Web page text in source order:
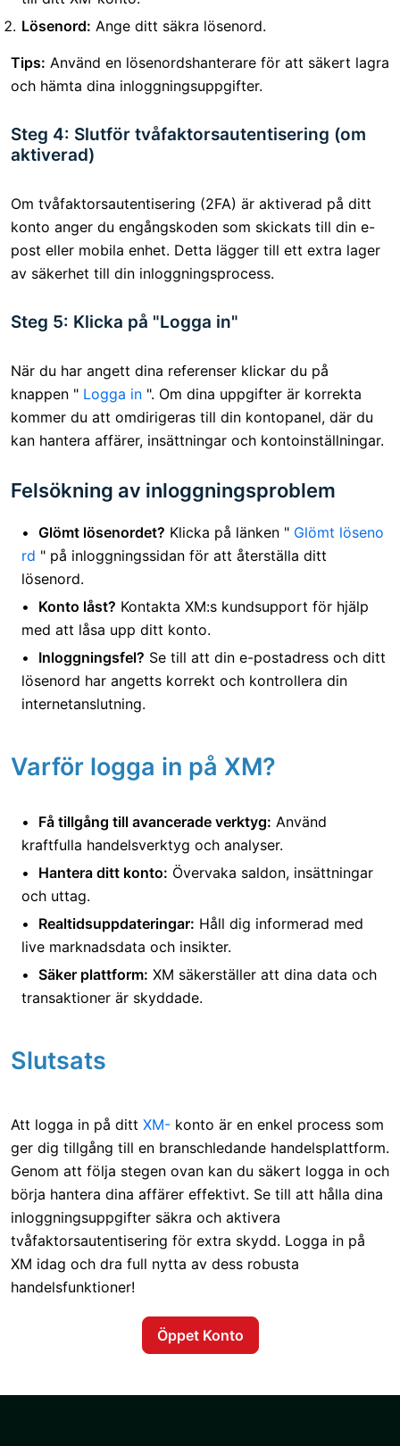
Lösenord: Ange ditt säkra lösenord.
Tips: Använd en lösenordshanterare för att säkert lagra
och hämta dina inloggningsuppgifter.
Steg 4: Slutför tvåfaktorsautentisering (om
aktiverad)
Om tvåfaktorsautentisering (2FA) är aktiverad på ditt
konto anger du engångskoden som skickats till din e-
post eller mobila enhet. Detta lägger till ett extra lager
av säkerhet till din inloggningsprocess.
Steg 5: Klicka på "Logga in"
När du har angett dina referenser klickar du på
knappen " Logga in ". Om dina uppgifter är korrekta
kommer du att omdirigeras till din kontopanel, där du
kan hantera affärer, insättningar och kontoinställningar.
Felsökning av inloggningsproblem
Glömt lösenordet? Klicka på länken " Glömt löseno
rd " på inloggningssidan för att återställa ditt
lösenord.
Konto låst? Kontakta XM:s kundsupport för hjälp
med att låsa upp ditt konto.
Inloggningsfel? Se till att din e-postadress och ditt
lösenord har angetts korrekt och kontrollera din
internetanslutning.
Varför logga in på XM?
Få tillgång till avancerade verktyg: Använd
kraftfulla handelsverktyg och analyser.
Hantera ditt konto: Övervaka saldon, insättningar
och uttag.
Realtidsuppdateringar: Håll dig informerad med
live marknadsdata och insikter.
Säker plattform: XM säkerställer att dina data och
transaktioner är skyddade.
Slutsats
Att logga in på ditt XM- konto är en enkel process som
ger dig tillgång till en branschledande handelsplattform.
Genom att följa stegen ovan kan du säkert logga in och
börja hantera dina affärer effektivt. Se till att hålla dina
inloggningsuppgifter säkra och aktivera
tvåfaktorsautentisering för extra skydd. Logga in på
XM idag och dra full nytta av dess robusta
handelsfunktioner!
Öppet Konto